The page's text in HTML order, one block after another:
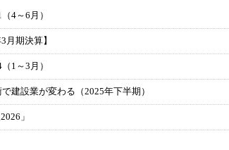
4～6月）
月期決算】
1～3月）
建設業が変わる（2025年下半期）
」